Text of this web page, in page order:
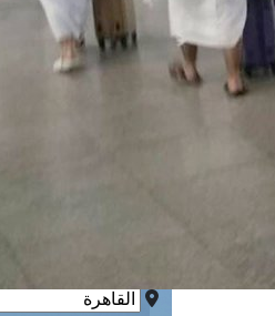
الشروق
6 :17
الظهر